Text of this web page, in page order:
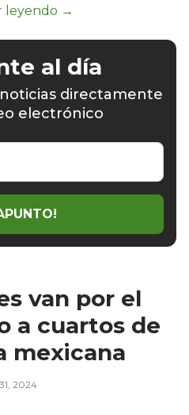
al día
directamente
electrónico
van por el
a cuartos de
mexicana
2024